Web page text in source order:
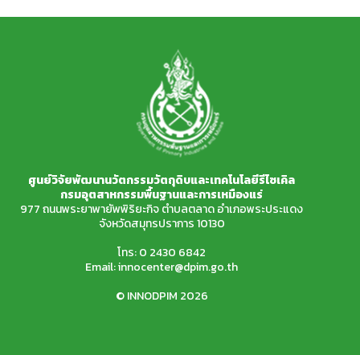
ศูนย์วิจัยพัฒนานวัตกรรมวัตถุดิบและเทคโนโลยีรีไซเคิล
กรมอุตสาหกรรมพื้นฐานและการเหมืองแร่
977 ถนนพระยาพายัพพิริยะกิจ ตำบลตลาด อำเภอพระประแดง
จังหวัดสมุทรปราการ 10130
โทร:0 2430 6842
Email:innocenter@dpim.go.th
© INNODPIM 2026